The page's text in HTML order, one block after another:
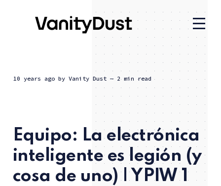
10 years agoby Vanity Dust — 2 min read
Equipo: La electrónica
inteligente es legión (y
cosa de uno) | YPIW 1